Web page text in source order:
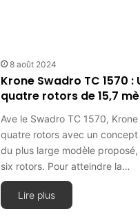
8 août 2024
Krone Swadro TC 1570
quatre rotors de 15,7
Ave le Swadro TC 1570,
quatre rotors avec un
du plus large modèle
six rotors. Pour atteindre la…
Lire plus